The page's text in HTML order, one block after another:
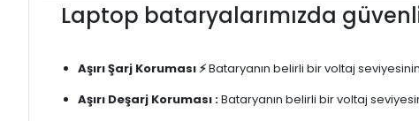
Laptop bataryalarımızda
Aşırı Şarj Koruması ⚡Bataryanın belirli bir voltaj
Aşırı Deşarj Koruması :Bataryanın belirli bir voltaj